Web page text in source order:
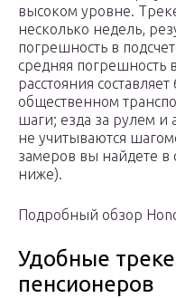
высоком уровне.
несколько недель,
погрешность в
средняя погрешность
расстояния
общественном
шаги; езда за рулем и
не учитываются
замеров вы найдете в
ниже).
Подробный обзор
Удобные
пенсионеров